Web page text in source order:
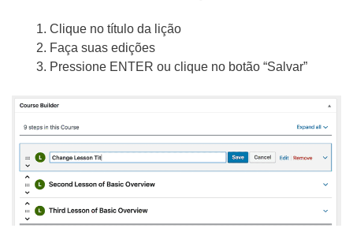
Clique no título da lição
Faça suas edições
Pressione ENTER ou clique no botão “Salvar”